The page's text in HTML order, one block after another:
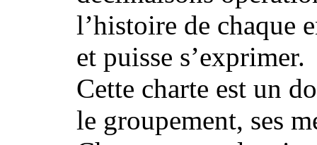
l’histoire de chaque
et puisse s’exprimer.
Cette charte est un
le groupement, ses